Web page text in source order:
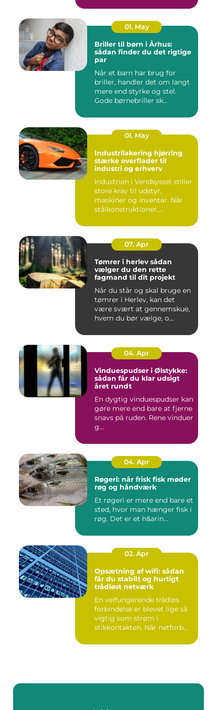
01. May
Briller til børn i Århus:
sådan finder du det rigtige
par
Når et barn har brug for
briller, handler det om langt
mere end styrke og stel.
Gode børnebriller sk...
01. May
Industrilakering hjørring
stærke overflader til
industri og erhverv
Industrien i Vendsyssel stiller
store krav til udstyr,
maskiner og inventar. Når
stålkonstruktioner,...
07. Apr
Tømrer i herlev sådan
vælger du den rette
fagmand til dit projekt
Når du står og skal bruge en
tømrer i Herlev, kan det
være svært at gennemskue,
hvem du bør vælge, o...
04. Apr
Vinduespudser i Ølstykke:
sådan får du klar udsigt
året rundt
En dygtig vinduespudser kan
gøre mere end bare at fjerne
snavs på ruden. Rene vinduer
g...
04. Apr
Røgeri: når frisk fisk møder
røg og håndværk
Et røgeri er mere end bare et
sted, hvor man hænger fisk i
røg. Det er et h&arin...
02. Apr
Opsætning af wifi: sådan
får du stabilt og hurtigt
trådløst netværk
En velfungerende trådløs
forbindelse er blevet lige så
vigtig som strøm i
stikkontakten. Når netforb...